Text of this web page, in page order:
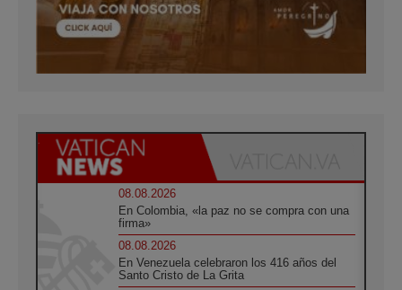
08.08.2026
En Colombia, «la paz no se compra con una
firma»
08.08.2026
En Venezuela celebraron los 416 años del
Santo Cristo de La Grita